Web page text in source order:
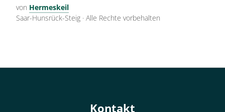
von Hermeskeil
Saar-Hunsrück-Steig · Alle Rechte vorbehalten
Kontakt